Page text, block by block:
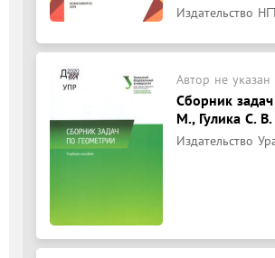
Издательство
Автор не указан
Сборник
М., Гулика С.
Издательство